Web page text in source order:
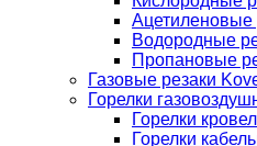
Ацетиленовые
Водородные
Пропановые
Газовые резаки
Горелки
Горелки
Горелки